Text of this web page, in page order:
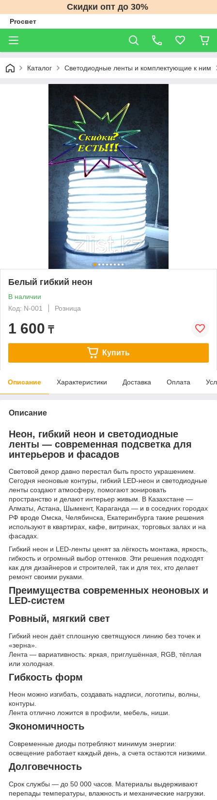
Скидки опт до 30%
Proсвет
Каталог Светодиодные ленты и комплектующие к ним
Белый гибкий неон
В наличии
Код: N-001
Розница
1 600 ₸
Купить
Описание Характеристики Доставка Оплата
Описание
Неон, гибкий неон и светодиодные
ленты — современная подсветка для
интерьеров и фасадов
Световой декор давно перестал быть просто украшением.
Сегодня неоновые контуры, гибкий LED-неон и светодиодные
ленты создают атмосферу, помогают зонировать
пространство и делают интерьер живым. В Казахстане —
Алматы, Астана, Шымкент, Караганда — и в соседних городах
РФ вроде Омска, Челябинска, Екатеринбурга такие решения
используют в квартирах, кафе, витринах, торговых залах и на
фасадах.
Гибкий неон и LED-ленты ценят за лёгкость монтажа, яркость,
гибкость и огромный выбор оттенков. Эти решения подходят
как для дизайнеров и строителей, так и для тех, кто делает
ремонт своими руками.
Преимущества современных неоновых и
LED-систем
Ровный, мягкий свет
Гибкий неон даёт сплошную светящуюся линию без точек и
«зерна».
Лента — вариативность: яркая, приглушённая, RGB, тёплая
или холодная.
Гибкость форм
Неон можно изгибать, создавать надписи, логотипы, волны,
контуры.
Лента отлично ложится в профили, мебель, ниши.
Экономичность
Современные диоды потребляют минимум энергии:
освещение работает каждый день, а счета остаются низкими.
Долговечность
Срок службы — до 50 000 часов. Материалы выдерживают
перепады температуры, влажность и механические нагрузки.